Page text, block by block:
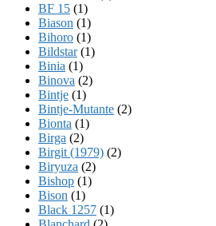
BF 15 (1)
Biason (1)
Bihoro (1)
Bildstar(1)
Binia (1)
Binova (2)
Bintje (1)
Bintje-Mutante (2)
Bionta (1)
Birga (2)
Birgit (1979) (2)
Biryuza (2)
Bishop (1)
Bison (1)
Black 1257 (1)